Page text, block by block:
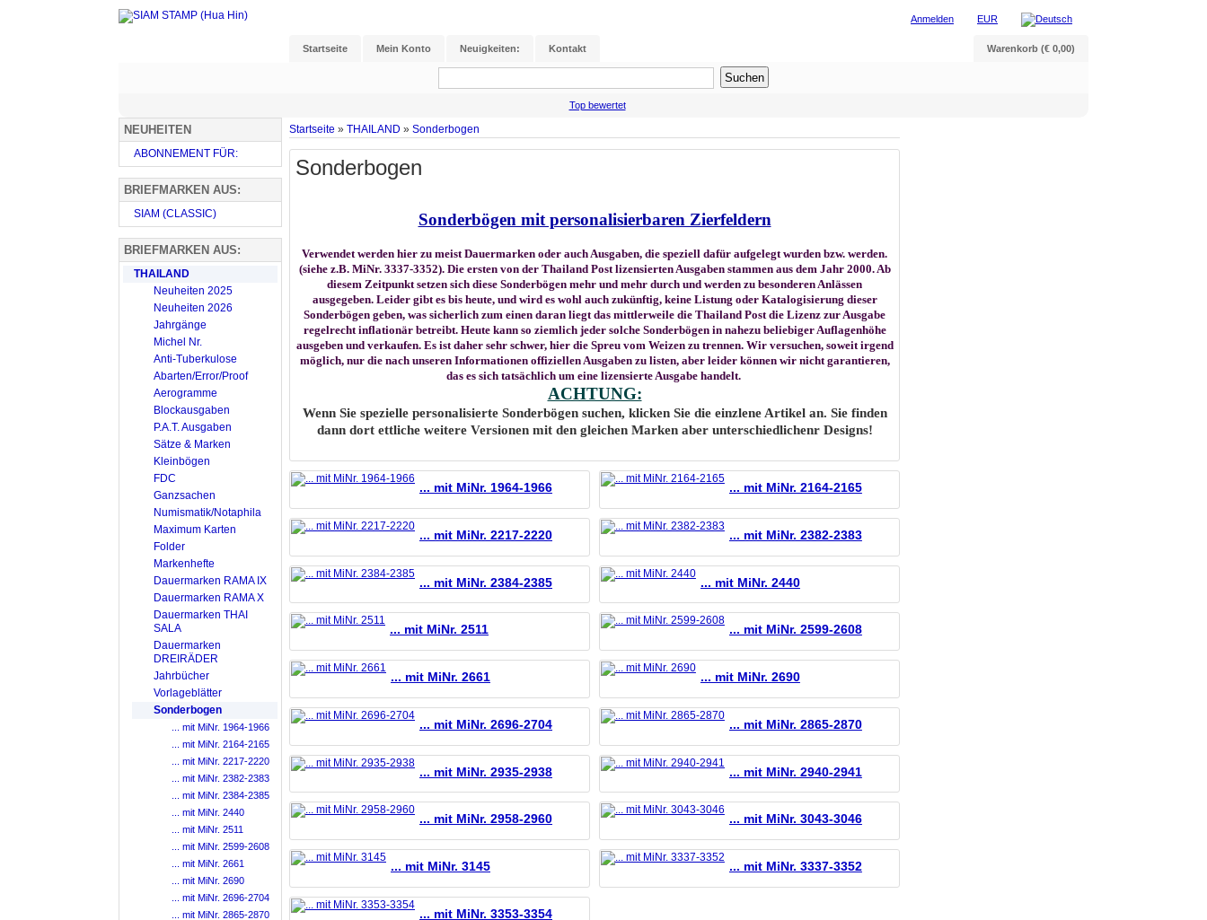
Startseite Mein Konto Neuigkeiten: Kontakt Warenkorb (€ 0,00)
Anmelden EUR
Top bewertet
Startseite » THAILAND » Sonderbogen
Sonderbogen
Sonderbögen mit personalisierbaren Zierfeldern
Verwendet werden hier zu meist Dauermarken oder auch Ausgaben, die speziell dafür aufgelegt wurden bzw. werden.
(siehe z.B. MiNr. 3337-3352). Die ersten von der Thailand Post lizensierten Ausgaben stammen aus dem Jahr 2000. Ab
diesem Zeitpunkt setzen sich diese Sonderbögen mehr und mehr durch und werden zu besonderen Anlässen
ausgegeben. Leider gibt es bis heute, und wird es wohl auch zukünftig, keine Listung oder Katalogisierung dieser
Sonderbögen geben, was sicherlich zum einen daran liegt das mittlerweile die Thailand Post die Lizenz zur Ausgabe
regelrecht inflationär betreibt. Heute kann so ziemlich jeder solche Sonderbögen in nahezu beliebiger Auflagenhöhe
ausgeben und verkaufen. Es ist daher sehr schwer, hier die Spreu vom Weizen zu trennen. Wir versuchen, soweit irgend
möglich, nur die nach unseren Informationen offiziellen Ausgaben zu listen, aber leider können wir nicht garantieren,
das es sich tatsächlich um eine lizensierte Ausgabe handelt.
ACHTUNG:
Wenn Sie spezielle personalisierte Sonderbögen suchen, klicken Sie die einzlene Artikel an. Sie finden
dann dort ettliche weitere Versionen mit den gleichen Marken aber unterschiedlichenr Designs!
... mit MiNr. 1964-1966 ... mit MiNr. 2164-2165
... mit MiNr. 2217-2220 ... mit MiNr. 2382-2383
... mit MiNr. 2384-2385 ... mit MiNr. 2440
... mit MiNr. 2511 ... mit MiNr. 2599-2608
... mit MiNr. 2661 ... mit MiNr. 2690
... mit MiNr. 2696-2704 ... mit MiNr. 2865-2870
... mit MiNr. 2935-2938 ... mit MiNr. 2940-2941
... mit MiNr. 2958-2960 ... mit MiNr. 3043-3046
... mit MiNr. 3145 ... mit MiNr. 3337-3352
... mit MiNr. 3353-3354
NEUHEITEN
ABONNEMENT FÜR:
BRIEFMARKEN AUS:
SIAM (CLASSIC)
BRIEFMARKEN AUS:
THAILAND
Neuheiten 2025
Neuheiten 2026
Jahrgänge
Michel Nr.
Anti-Tuberkulose
Abarten/Error/Proof
Aerogramme
Blockausgaben
P.A.T. Ausgaben
Sätze & Marken
Kleinbögen
FDC
Ganzsachen
Numismatik/Notaphila
Maximum Karten
Folder
Markenhefte
Dauermarken RAMA IX
Dauermarken RAMA X
Dauermarken THAI
SALA
Dauermarken
DREIRÄDER
Jahrbücher
Vorlageblätter
Sonderbogen
... mit MiNr. 1964-1966
... mit MiNr. 2164-2165
... mit MiNr. 2217-2220
... mit MiNr. 2382-2383
... mit MiNr. 2384-2385
... mit MiNr. 2440
... mit MiNr. 2511
... mit MiNr. 2599-2608
... mit MiNr. 2661
... mit MiNr. 2690
... mit MiNr. 2696-2704
... mit MiNr. 2865-2870